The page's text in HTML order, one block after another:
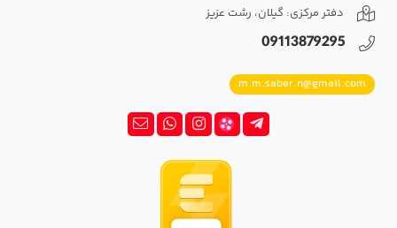
دفتر مرکزی: گیلان، رشت عزیز
09113879295
m.m.saber.n@gmail.com